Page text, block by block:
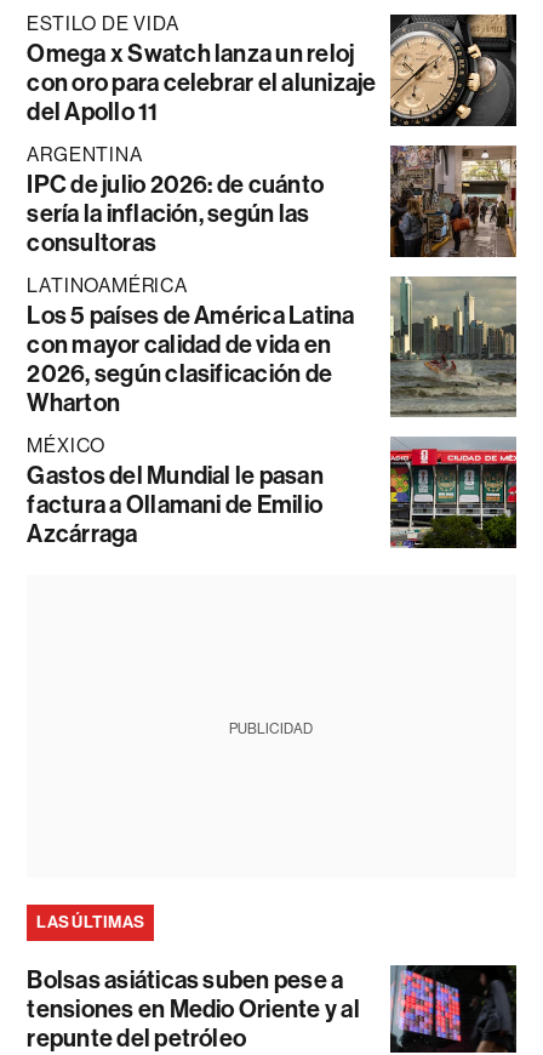
ESTILO DE VIDA
Omega x Swatch lanza un reloj
con oro para celebrar el alunizaje
del Apollo 11
ARGENTINA
IPC de julio 2026: de cuánto
sería la inflación, según las
consultoras
LATINOAMÉRICA
Los 5 países de América Latina
con mayor calidad de vida en
2026, según clasificación de
Wharton
MÉXICO
Gastos del Mundial le pasan
factura a Ollamani de Emilio
Azcárraga
PUBLICIDAD
LAS ÚLTIMAS
Bolsas asiáticas suben pese a
tensiones en Medio Oriente y al
repunte del petróleo